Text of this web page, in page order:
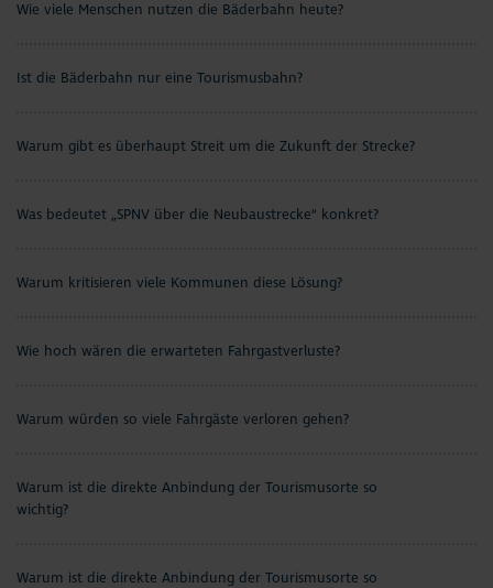
Wie viele Menschen nutzen die Bäderbahn heute?
Ist die Bäderbahn nur eine Tourismusbahn?
Warum gibt es überhaupt Streit um die Zukunft der Strecke?
Was bedeutet „SPNV über die Neubaustrecke“ konkret?
Warum kritisieren viele Kommunen diese Lösung?
Wie hoch wären die erwarteten Fahrgastverluste?
Warum würden so viele Fahrgäste verloren gehen?
Warum ist die direkte Anbindung der Tourismusorte so
wichtig?
Warum ist die direkte Anbindung der Tourismusorte so